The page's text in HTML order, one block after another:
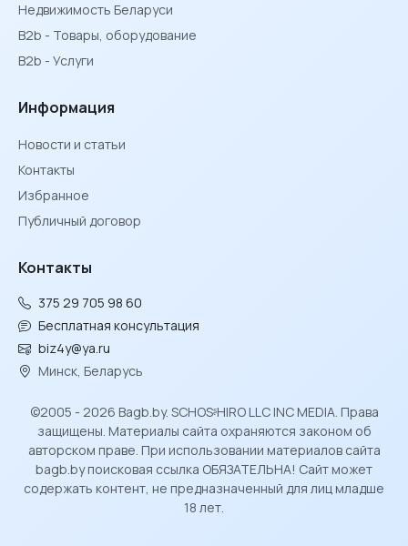
Недвижимость Беларуси
B2b - Товары, оборудование
B2b - Услуги
Информация
Новости и статьи
Контакты
Избранное
Публичный договор
Контакты
375 29 705 98 60
Бесплатная консультация
biz4y@ya.ru
Минск, Беларусь
©2005 - 2026 Bagb.by. SCHOSᶳHIRO LLC INC MEDIA. Права
защищены. Материалы сайта охраняются законом об
авторском праве. При использовании материалов сайта
bagb.by поисковая ссылка ОБЯЗАТЕЛЬНА! Сайт может
содержать контент, не предназначенный для лиц младше
18 лет.